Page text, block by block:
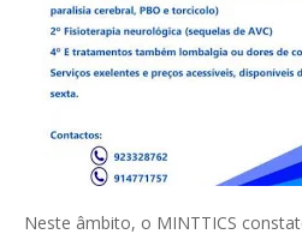
Neste âmbito, o MINTTICS